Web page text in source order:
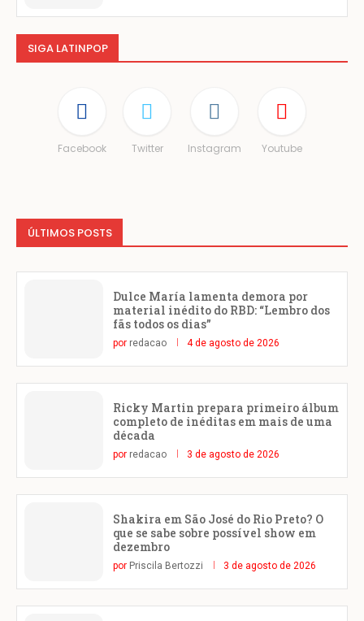
SIGA LATINPOP
Facebook Twitter Instagram Youtube
ÚLTIMOS POSTS
Dulce María lamenta demora por
material inédito do RBD: “Lembro dos
fãs todos os dias”
por redacao 4 de agosto de 2026
Ricky Martin prepara primeiro álbum
completo de inéditas em mais de uma
década
por redacao 3 de agosto de 2026
Shakira em São José do Rio Preto? O
que se sabe sobre possível show em
dezembro
por Priscila Bertozzi 3 de agosto de 2026